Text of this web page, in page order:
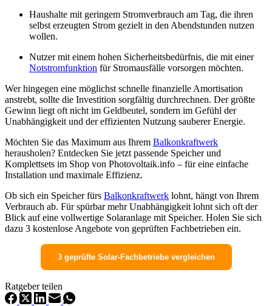
Haushalte mit geringem Stromverbrauch am Tag, die ihren
selbst erzeugten Strom gezielt in den Abendstunden nutzen
wollen.
Nutzer mit einem hohen Sicherheitsbedürfnis, die mit einer
Notstromfunktion für Stromausfälle vorsorgen möchten.
Wer hingegen eine möglichst schnelle finanzielle Amortisation
anstrebt, sollte die Investition sorgfältig durchrechnen. Der größte
Gewinn liegt oft nicht im Geldbeutel, sondern im Gefühl der
Unabhängigkeit und der effizienten Nutzung sauberer Energie.
Möchten Sie das Maximum aus Ihrem Balkonkraftwerk
herausholen? Entdecken Sie jetzt passende Speicher und
Komplettsets im Shop von Photovoltaik.info – für eine einfache
Installation und maximale Effizienz.
Ob sich ein Speicher fürs Balkonkraftwerk lohnt, hängt von Ihrem
Verbrauch ab. Für spürbar mehr Unabhängigkeit lohnt sich oft der
Blick auf eine vollwertige Solaranlage mit Speicher. Holen Sie sich
dazu 3 kostenlose Angebote von geprüften Fachbetrieben ein.
3 geprüfte Solar-Fachbetriebe vergleichen
Ratgeber teilen